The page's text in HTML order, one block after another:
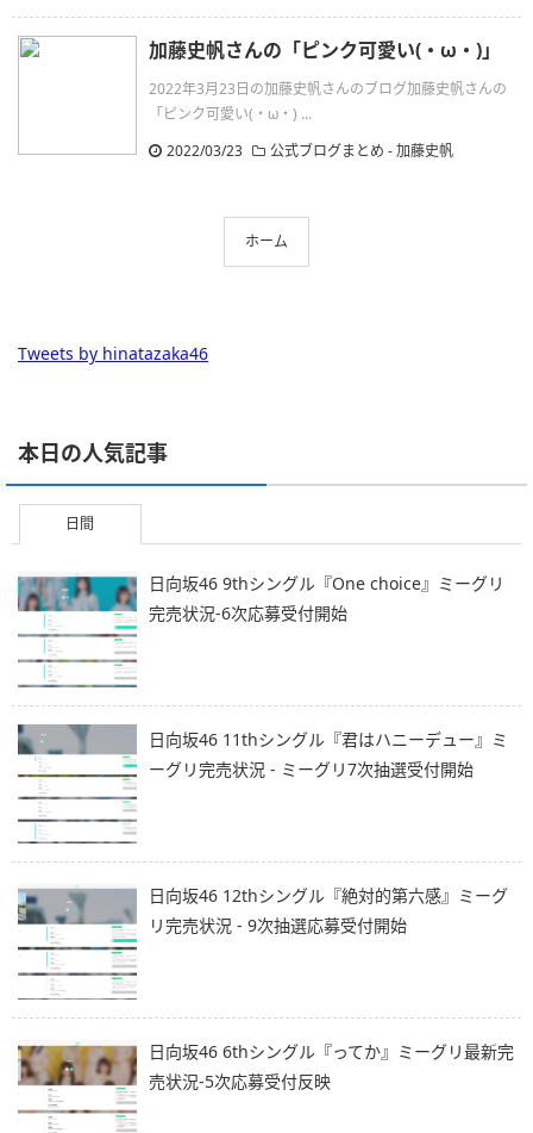
加藤史帆さんの「ピンク可愛い(・ω・)」
2022年3月23日の加藤史帆さんのブログ加藤史帆さんの
「ピンク可愛い(・ω・) ...
2022/03/23
公式ブログまとめ -加藤史帆
ホーム
Tweets by hinatazaka46
本日の人気記事
日間
日向坂46 9thシングル『One choice』ミーグリ
完売状況-6次応募受付開始
日向坂46 11thシングル『君はハニーデュー』ミ
ーグリ完売状況 - ミーグリ7次抽選受付開始
日向坂46 12thシングル『絶対的第六感』ミーグ
リ完売状況 - 9次抽選応募受付開始
日向坂46 6thシングル『ってか』ミーグリ最新完
売状況-5次応募受付反映